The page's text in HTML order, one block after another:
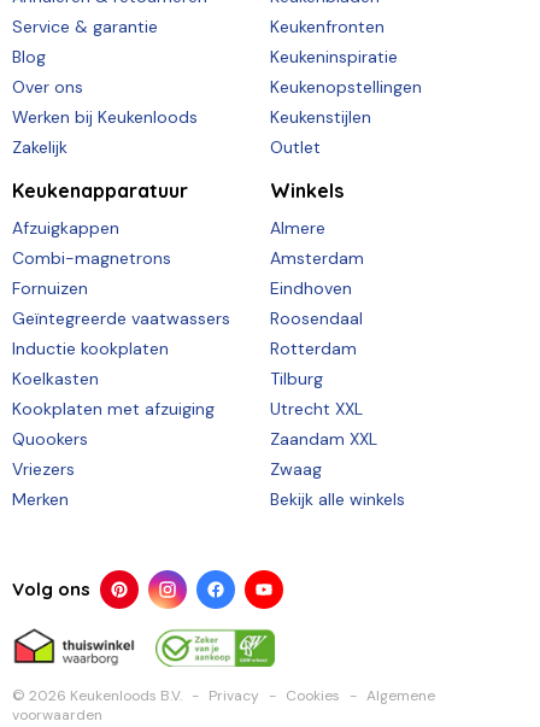
Service & garantie
Blog
Over ons
Werken bij Keukenloods
Zakelijk
Keukenfronten
Keukeninspiratie
Keukenopstellingen
Keukenstijlen
Outlet
Keukenapparatuur
Afzuigkappen
Combi-magnetrons
Fornuizen
Geïntegreerde vaatwassers
Inductie kookplaten
Koelkasten
Kookplaten met afzuiging
Quookers
Vriezers
Merken
Winkels
Almere
Amsterdam
Eindhoven
Roosendaal
Rotterdam
Tilburg
Utrecht XXL
Zaandam XXL
Zwaag
Bekijk alle winkels
Volg ons
© 2026 Keukenloods B.V. Privacy Cookies
Algemene
voorwaarden